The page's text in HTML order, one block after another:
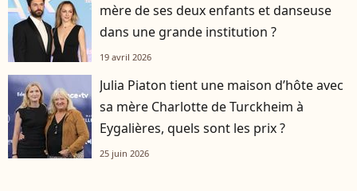
mère de ses deux enfants et danseuse
dans une grande institution ?
19 avril 2026
Julia Piaton tient une maison d’hôte avec
sa mère Charlotte de Turckheim à
Eygalières, quels sont les prix ?
25 juin 2026